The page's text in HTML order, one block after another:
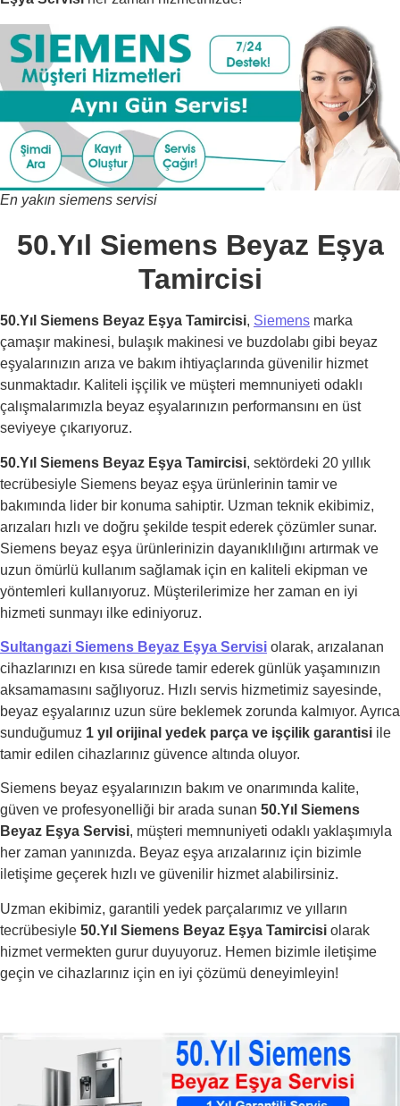
En yakın siemens servisi
50.Yıl Siemens Beyaz Eşya
Tamircisi
50.Yıl Siemens Beyaz Eşya Tamircisi, Siemens marka
çamaşır makinesi, bulaşık makinesi ve buzdolabı gibi beyaz
eşyalarınızın arıza ve bakım ihtiyaçlarında güvenilir hizmet
sunmaktadır. Kaliteli işçilik ve müşteri memnuniyeti odaklı
çalışmalarımızla beyaz eşyalarınızın performansını en üst
seviyeye çıkarıyoruz.
50.Yıl Siemens Beyaz Eşya Tamircisi, sektördeki 20 yıllık
tecrübesiyle Siemens beyaz eşya ürünlerinin tamir ve
bakımında lider bir konuma sahiptir. Uzman teknik ekibimiz,
arızaları hızlı ve doğru şekilde tespit ederek çözümler sunar.
Siemens beyaz eşya ürünlerinizin dayanıklılığını artırmak ve
uzun ömürlü kullanım sağlamak için en kaliteli ekipman ve
yöntemleri kullanıyoruz. Müşterilerimize her zaman en iyi
hizmeti sunmayı ilke ediniyoruz.
Sultangazi Siemens Beyaz Eşya Servisi olarak, arızalanan
cihazlarınızı en kısa sürede tamir ederek günlük yaşamınızın
aksamamasını sağlıyoruz. Hızlı servis hizmetimiz sayesinde,
beyaz eşyalarınız uzun süre beklemek zorunda kalmıyor. Ayrıca
sunduğumuz 1 yıl orijinal yedek parça ve işçilik garantisi ile
tamir edilen cihazlarınız güvence altında oluyor.
Siemens beyaz eşyalarınızın bakım ve onarımında kalite,
güven ve profesyonelliği bir arada sunan 50.Yıl Siemens
Beyaz Eşya Servisi, müşteri memnuniyeti odaklı yaklaşımıyla
her zaman yanınızda. Beyaz eşya arızalarınız için bizimle
iletişime geçerek hızlı ve güvenilir hizmet alabilirsiniz.
Uzman ekibimiz, garantili yedek parçalarımız ve yılların
tecrübesiyle 50.Yıl Siemens Beyaz Eşya Tamircisi olarak
hizmet vermekten gurur duyuyoruz. Hemen bizimle iletişime
geçin ve cihazlarınız için en iyi çözümü deneyimleyin!